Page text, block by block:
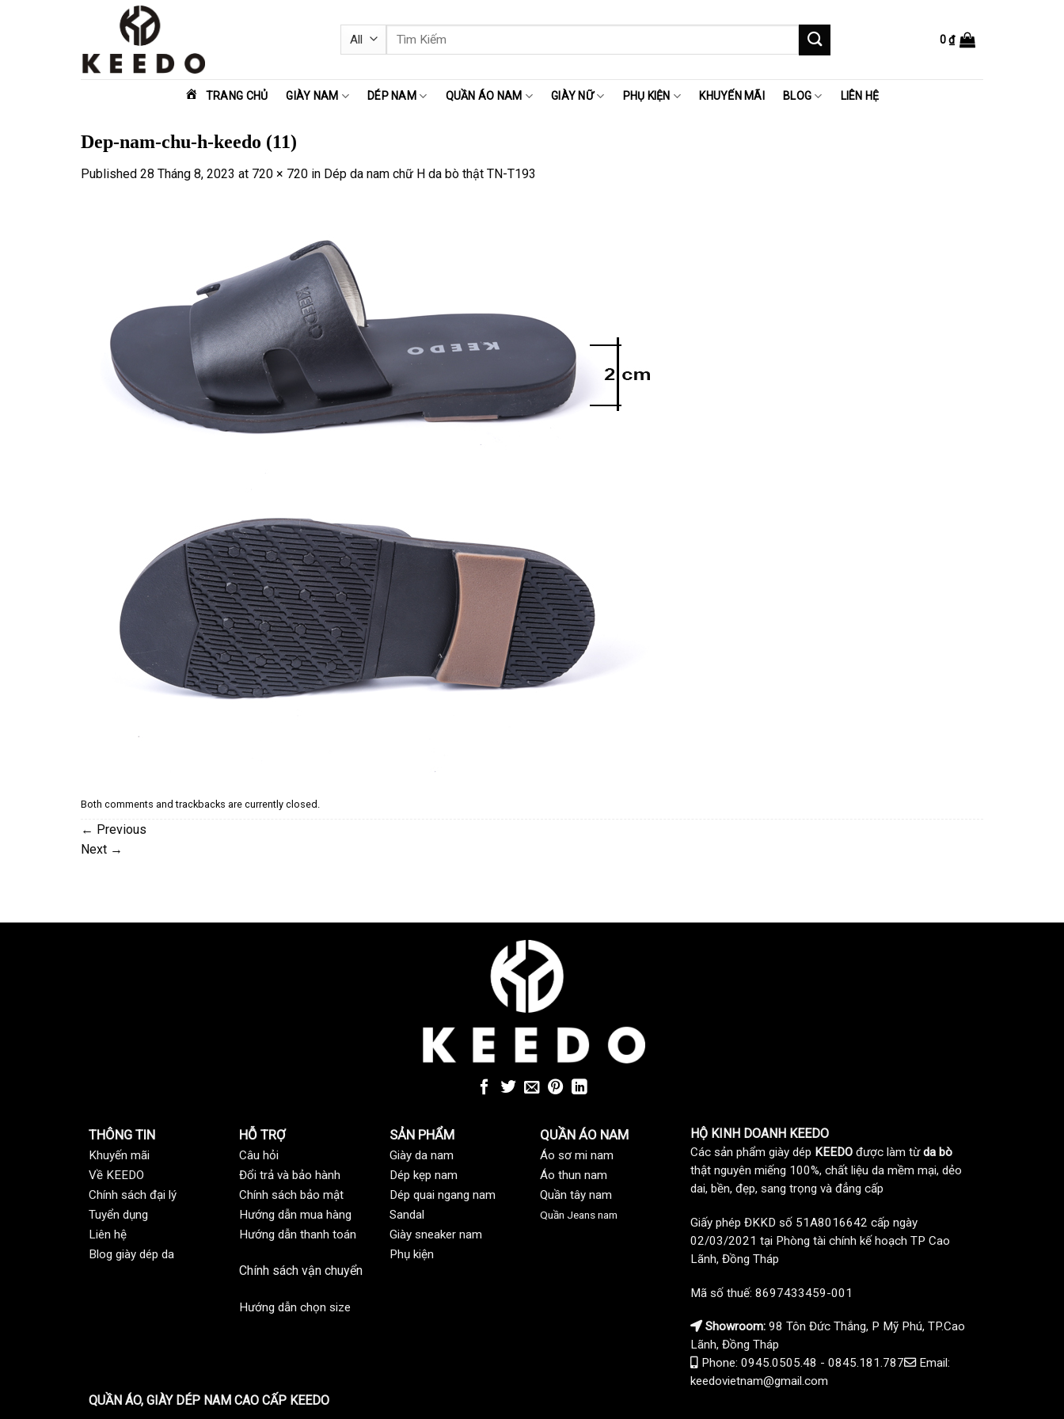
Tìm
kiếm:
0₫
TRANG CHỦ GIÀY NAM DÉP NAM QUẦN ÁO NAM GIÀY NỮ PHỤ KIỆN KHUYẾN MÃI BLOG LIÊN HỆ
Dep-nam-chu-h-keedo (11)
Published 28 Tháng 8, 2023 at 720 × 720 in Dép da nam chữ H da bò thật TN-T193
Both comments and trackbacks are currently closed.
← Previous
Next →
THÔNG TIN
Khuyến mãi
Về KEEDO
Chính sách đại lý
Tuyển dụng
Liên hệ
Blog giày dép da
HỖ TRỢ
Câu hỏi
Đổi trả và bảo hành
Chính sách bảo mật
Hướng dẫn mua hàng
Hướng dẫn thanh toán
Chính sách vận chuyển
Hướng dẫn chọn size
SẢN PHẨM
Giày da nam
Dép kẹp nam
Dép quai ngang nam
Sandal
Giày sneaker nam
Phụ kiện
QUẦN ÁO NAM
Áo sơ mi nam
Áo thun nam
Quần tây nam
Quần Jeans nam
HỘ KINH DOANH KEEDO
Các sản phẩm giày dép KEEDO được làm từda bò
thật nguyên miếng 100%, chất liệu da mềm mại, dẻo
dai, bền, đẹp, sang trọng và đẳng cấp
Giấy phép ĐKKD số 51A8016642 cấp ngày
02/03/2021 tại Phòng tài chính kế hoạch TP Cao
Lãnh, Đồng Tháp
Mã số thuế: 8697433459-001
Showroom: 98 Tôn Đức Thắng, P Mỹ Phú, TP.Cao
Lãnh, Đồng Tháp
Phone: 0945.0505.48 - 0845.181.787
Email:
keedovietnam@gmail.com
QUẦN ÁO, GIÀY DÉP NAM CAO CẤP KEEDO